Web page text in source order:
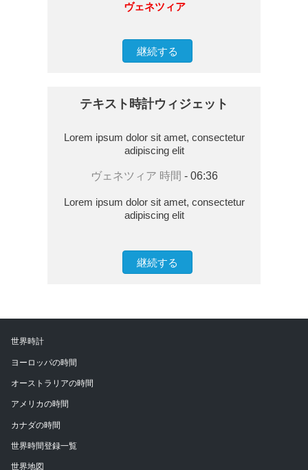
ヴェネツィア
継続する
テキスト時計ウィジェット
Lorem ipsum dolor sit amet, consectetur
adipiscing elit
ヴェネツィア 時間 - 06:36
Lorem ipsum dolor sit amet, consectetur
adipiscing elit
継続する
世界時計
ヨーロッパの時間
オーストラリアの時間
アメリカの時間
カナダの時間
世界時間登録一覧
世界地図